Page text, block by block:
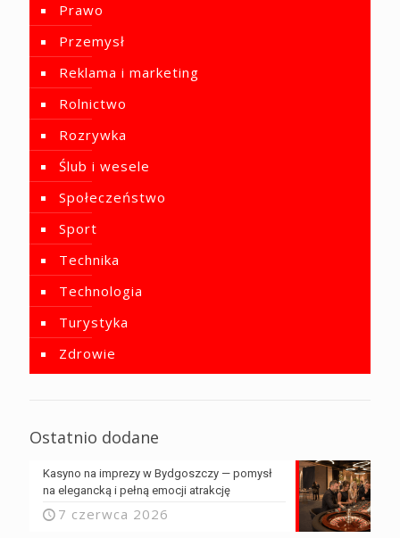
Prawo
Przemysł
Reklama i marketing
Rolnictwo
Rozrywka
Ślub i wesele
Społeczeństwo
Sport
Technika
Technologia
Turystyka
Zdrowie
Ostatnio dodane
Kasyno na imprezy w Bydgoszczy — pomysł
na elegancką i pełną emocji atrakcję
7 czerwca 2026